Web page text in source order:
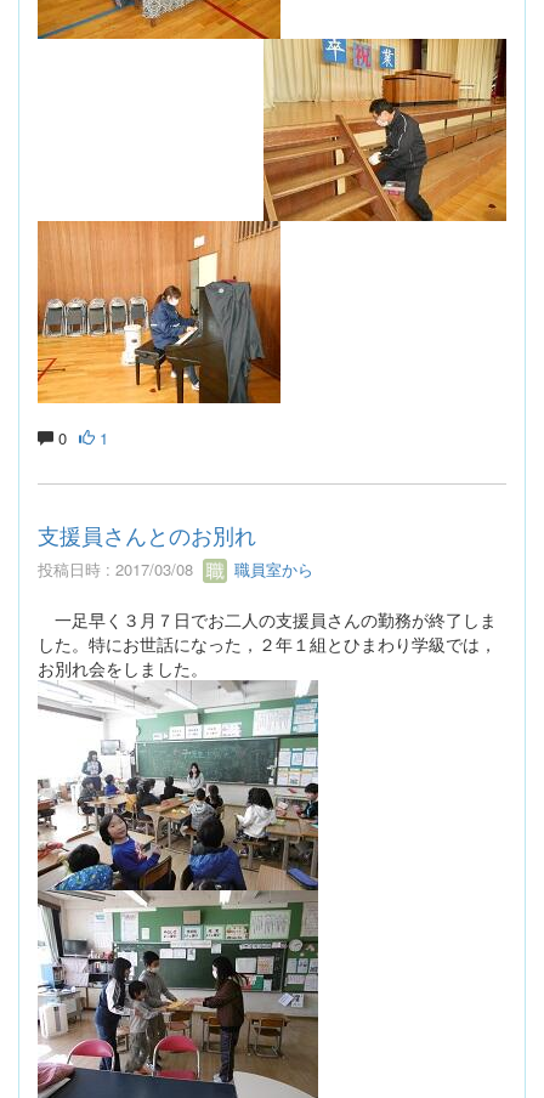
0 1
支援員さんとのお別れ
投稿日時 : 2017/03/08 職員室から
一足早く３月７日でお二人の支援員さんの勤務が終了しま
した。特にお世話になった，２年１組とひまわり学級では，
お別れ会をしました。